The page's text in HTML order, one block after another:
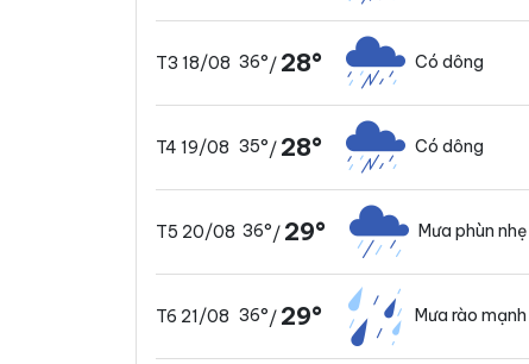
T3 18/08 36°/ 28° Có dông
T4 19/08 35°/ 28° Có dông
T5 20/08 36°/ 29° Mưa phùn nhẹ
T6 21/08 36°/ 29° Mưa rào mạnh